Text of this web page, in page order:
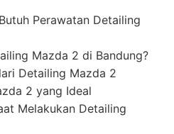
Perawatan Detailing
Mazda 2 di Bandung?
Detailing Mazda 2
2 yang Ideal
Melakukan Detailing